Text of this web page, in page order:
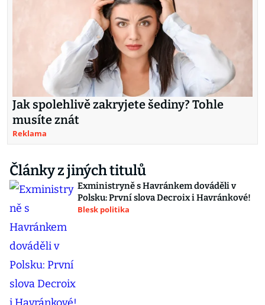
Jak spolehlivě zakryjete šediny? Tohle
musíte znát
Reklama
Články z jiných titulů
Exministryně s Havránkem dováděli v
Polsku: První slova Decroix i Havránkové!
Blesk politika